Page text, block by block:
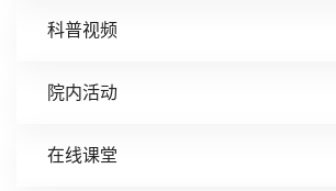
科普视频
院内活动
在线课堂